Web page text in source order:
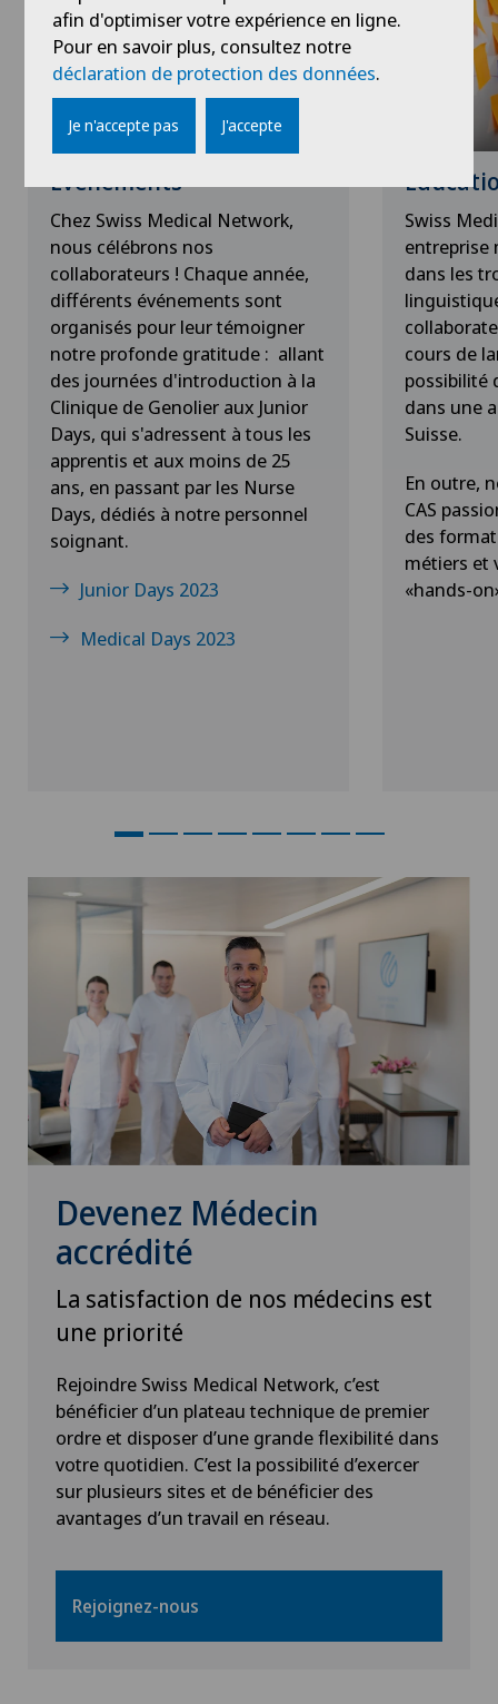
Événements
Chez Swiss Medical Network,
nous célébrons nos
collaborateurs ! Chaque année,
différents événements sont
organisés pour leur témoigner
notre profonde gratitude : allant
des journées d'introduction à la
Clinique de Genolier aux Junior
Days, qui s'adressent à tous les
apprentis et aux moins de 25
ans, en passant par les Nurse
Days, dédiés à notre personnel
soignant.
Junior Days 2023
Medical Days 2023
Swiss
entreprise
dans les
cours de
possibilité
dans une
Suisse.
En outre,
CAS
des
métiers et
«hands-
Devenez Médecin
accrédité
La satisfaction de nos médecins est
une priorité
Rejoindre Swiss Medical Network, c’est
bénéficier d’un plateau technique de premier
ordre et disposer d’une grande flexibilité dans
votre quotidien. C’est la possibilité d’exercer
sur plusieurs sites et de bénéficier des
avantages d’un travail en réseau.
Rejoignez-nous
afin d'optimiser votre expérience en ligne.
Pour en savoir plus, consultez notre
déclaration de protection des données.
Je n'accepte pas J'accepte